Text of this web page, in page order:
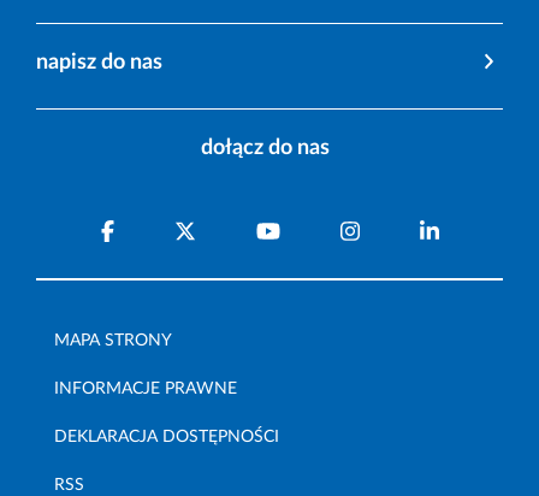
napisz do nas
dołącz do nas
MAPA STRONY
INFORMACJE PRAWNE
DEKLARACJA DOSTĘPNOŚCI
RSS